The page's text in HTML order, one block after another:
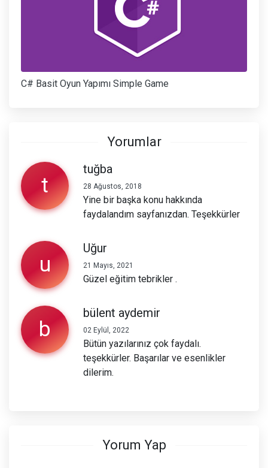
C# Basit Oyun Yapımı Simple Game
Yorumlar
t
tuğba
28 Ağustos, 2018
Yine bir başka konu hakkında
faydalandım sayfanızdan. Teşekkürler
u
Uğur
21 Mayıs, 2021
Güzel eğitim tebrikler .
b
bülent aydemir
02 Eylül, 2022
Bütün yazılarınız çok faydalı.
teşekkürler. Başarılar ve esenlikler
dilerim.
Yorum Yap